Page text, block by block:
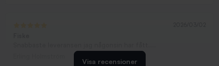
Visa recensioner